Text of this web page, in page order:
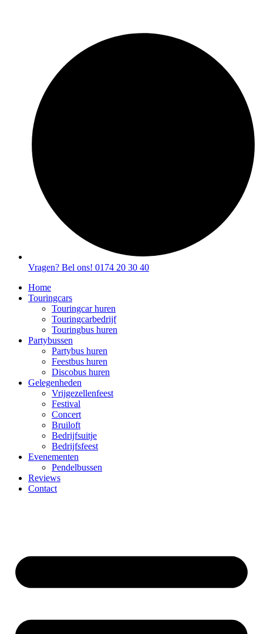
Vragen? Bel ons! 0174 20 30 40
Home
Touringcars
Touringcar huren
Touringcarbedrijf
Touringbus huren
Partybussen
Partybus huren
Feestbus huren
Discobus huren
Gelegenheden
Vrijgezellenfeest
Festival
Concert
Bruiloft
Bedrijfsuitje
Bedrijfsfeest
Evenementen
Pendelbussen
Reviews
Contact